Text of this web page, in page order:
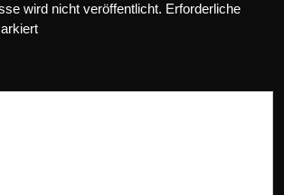
wird nicht veröffentlicht. Erforderliche